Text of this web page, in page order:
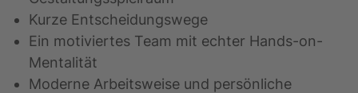
Kurze Entscheidungswege
Ein motiviertes Team mit echter Hands-on-
Mentalität
Moderne Arbeitsweise und persönliche